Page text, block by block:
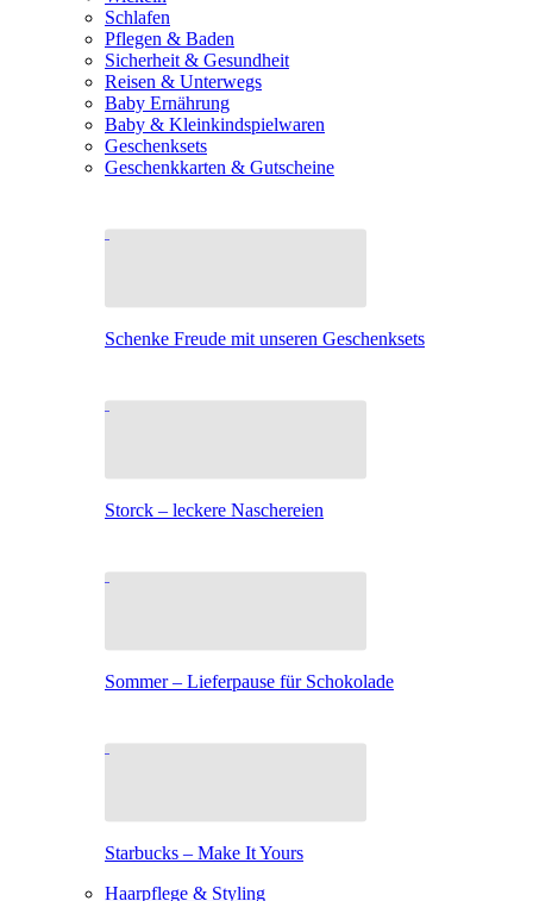
Schlafen
Pflegen & Baden
Sicherheit & Gesundheit
Reisen & Unterwegs
Baby Ernährung
Baby & Kleinkindspielwaren
Geschenksets
Geschenkkarten & Gutscheine
Schenke Freude mit unseren Geschenksets
Storck – leckere Naschereien
Sommer – Lieferpause für Schokolade
Starbucks – Make It Yours
Haarpflege & Styling